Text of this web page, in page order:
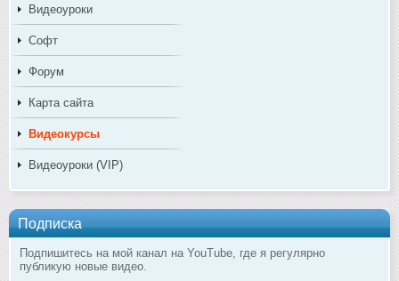
Видеоуроки
Софт
Форум
Карта сайта
Видеокурсы
Видеоуроки (VIP)
Подписка
Подпишитесь на мой канал на YouTube, где я регулярно
публикую новые видео.